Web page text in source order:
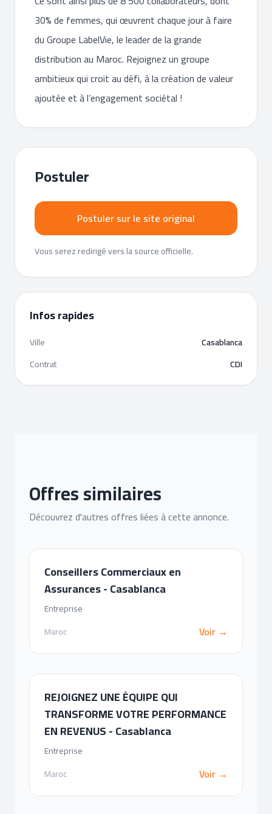
30% de femmes, qui œuvrent chaque jour à faire
du Groupe LabelVie, le leader de la grande
distribution au Maroc. Rejoignez un groupe
ambitieux qui croit au défi, à la création de valeur
ajoutée et à l’engagement sociétal !
Postuler
Postuler sur le site original
Vous serez redirigé vers la source officielle.
Infos rapides
Ville
Casablanca
Contrat
CDI
Offres similaires
Découvrez d'autres offres liées à cette annonce.
Conseillers Commerciaux en
Assurances - Casablanca
Entreprise
Maroc
Voir →
REJOIGNEZ UNE ÉQUIPE QUI
TRANSFORME VOTRE PERFORMANCE
EN REVENUS - Casablanca
Entreprise
Maroc
Voir →